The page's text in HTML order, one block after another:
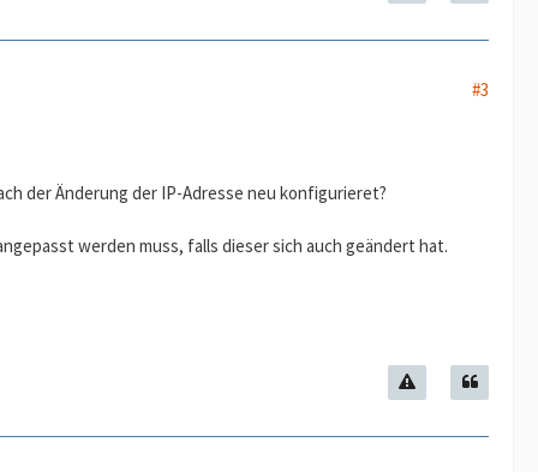
#3
der Änderung der IP-Adresse neu konfigurieret?
werden muss, falls dieser sich auch geändert hat.